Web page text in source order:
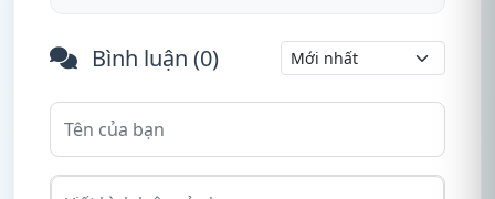
Bình luận (0)